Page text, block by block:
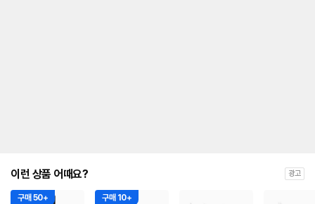
이런 상품 어때요? 광고
구매 50+ 구매 10+